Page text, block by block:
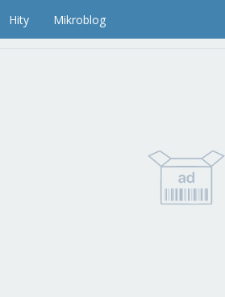
Hity Mikroblog